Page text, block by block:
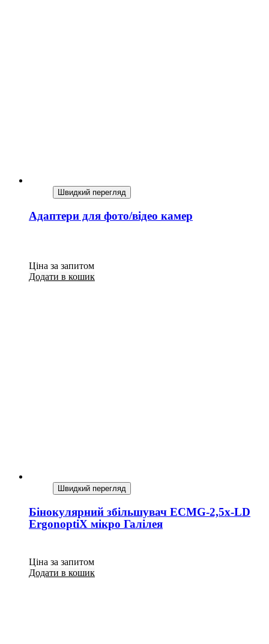
Швидкий перегляд
Адаптери для фото/відео камер
Ціна за запитом
Додати в кошик
Швидкий перегляд
Бінокулярний збільшувач ECMG-2,5x-LD
ErgonoptiX мікро Галілея
Ціна за запитом
Додати в кошик